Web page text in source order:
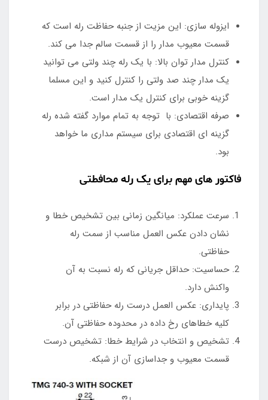
ایزوله سازی: این مزیت از جنبه حفاظت رله است که
قسمت معیوب مدار را از قسمت سالم جدا می کند.
کنترل مدار توان بالا: با یک رله چند ولتی می توانید
یک مدار چند صد ولتی را کنترل کنید و این مسلما
گزینه خوبی برای کنترل یک مدار است.
صرفه اقتصادی: با توجه به تمام موارد گفته شده رله
گزینه ای اقتصادی برای سیستم مداری ما خواهد
بود.
فاکتور های مهم برای یک رله محافطتی
سرعت عملکرد: میانگین زمانی بین تشخیص خطا و
نشان دادن عکس العمل مناسب از سمت رله
حفاظتی.
حساسیت: حداقل جریانی که رله نسبت به آن
واکنش دارد.
پایداری: عکس العمل درست رله حفاظتی در برابر
کلیه خطاهای رخ داده در محدوده حفاظتی آن.
تشخیص و انتخاب در شرایط خطا: تشخیص درست
قسمت معیوب و جداسازی آن از شبکه.